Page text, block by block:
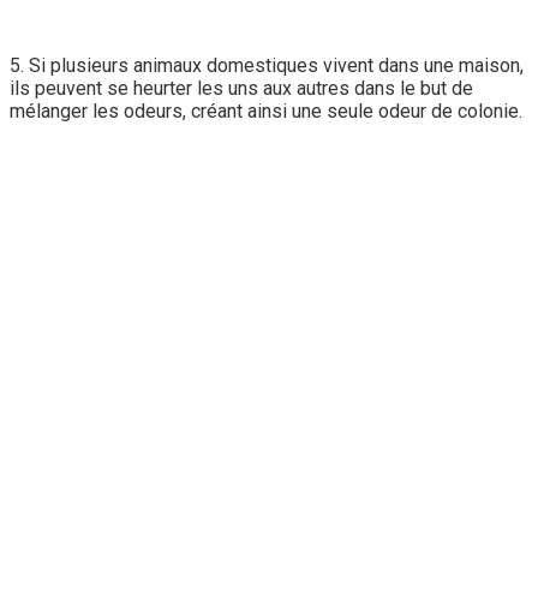
5. Si plusieurs animaux domestiques vivent dans une maison,
ils peuvent se heurter les uns aux autres dans le but de
mélanger les odeurs, créant ainsi une seule odeur de colonie.